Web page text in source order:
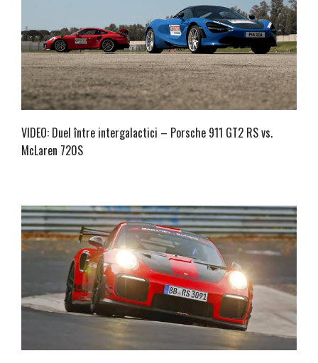
VIDEO: Duel între intergalactici – Porsche 911 GT2 RS vs.
McLaren 720S